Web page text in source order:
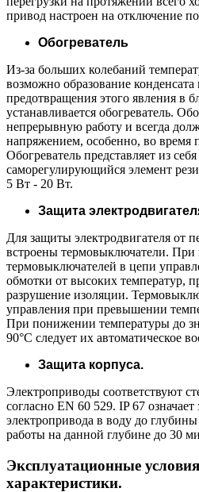
привод настроен на отключение
Обогреватель
Из-за больших колебаний
возможно образование
предотвращения этого явления в
устанавливается обогреватель.
непрерывную работу и всегда
напряжением, особенно, во время
Обогреватель представляет из
саморегулирующийся элемент
5 Вт - 20 Вт.
Защита
Для защиты электродвигателя от
встроены термовыключатели. При
термовыключателей в цепи
обмотки от высоких температур,
разрушение изоляции.
управления при превышении
При понижении температуры до
90°С следует их автоматическое
Защита корпуса.
Электроприводы соответствуют
согласно EN 60 529. IP 67
электропривода в воду до
работы на данной глубине до 30
Эксплуатационные
характеристики.